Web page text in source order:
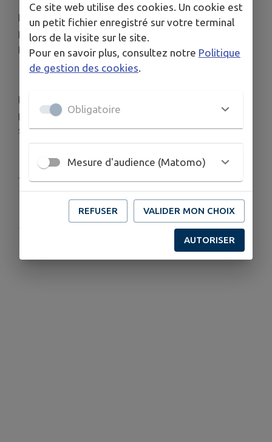
Ne soyez donc pas étonnés de voir une forte
présence de personnel sur la zone dans les
prochaines semaines.
Des caméras ont également été installées et une
présence de sécurité avec agents maîtres-chiens
sera assurée, y compris les week-ends.
Très belle fin de journée à tous.
Publié par Mairie
Ce site web utilise des cookies. Un cookie est
un petit fichier enregistré sur votre terminal
lors de la visite sur le site.
Pour en savoir plus, consultez notre Politique
de gestion des cookies
Obligatoire
Mesure d'audience (Matomo)
REFUSER VALIDER MON CHOIX
AUTORISER